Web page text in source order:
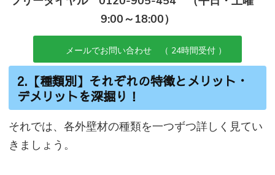
9:00～18:00）
メールでお問い合わせ （ 24時間受付 ）
2.【種類別】それぞれの特徴とメリット・
デメリットを深掘り！
それでは、各外壁材の種類を一つずつ詳しく見てい
きましょう。